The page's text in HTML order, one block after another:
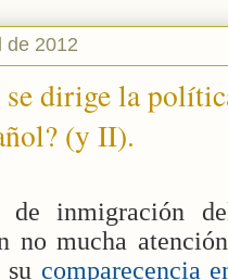
de 2012
se dirige la
(y II).
inmigración
no mucha
comparecencia